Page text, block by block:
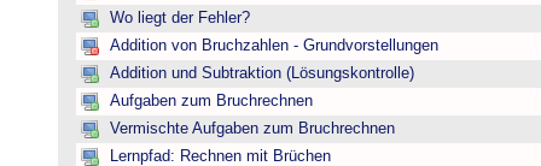
Wo liegt der Fehler?
Addition von Bruchzahlen - Grundvorstellungen
Addition und Subtraktion (Lösungskontrolle)
Aufgaben zum Bruchrechnen
Vermischte Aufgaben zum Bruchrechnen
Lernpfad: Rechnen mit Brüchen